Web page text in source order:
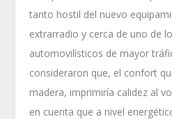
tanto hostil del nuevo
extrarradio y cerca de uno de
automovilísticos de mayor
consideraron que, el confort
madera, imprimiría calidez al
en cuenta que a nivel